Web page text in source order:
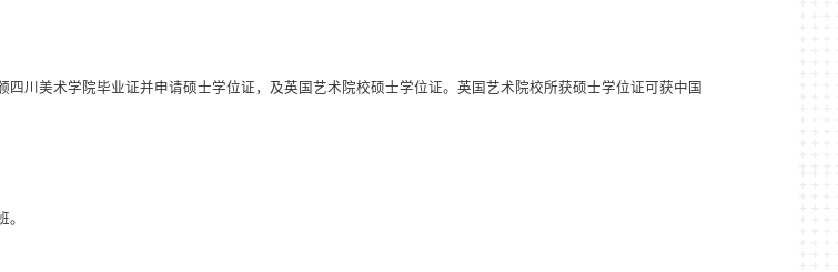
川美术学院毕业证并申请硕士学位证，及英国艺术院校硕士学位证。英国艺术院校所获硕士学位证可获中国